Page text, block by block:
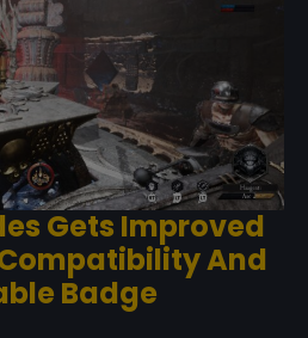
Gets Improved
And
Badge